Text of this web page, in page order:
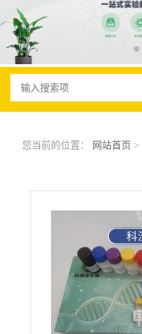
您当前的位置： 网站首页 >